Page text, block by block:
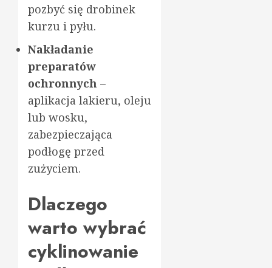
pozbyć się drobinek
kurzu i pyłu.
Nakładanie
preparatów
ochronnych –
aplikacja lakieru, oleju
lub wosku,
zabezpieczająca
podłogę przed
zużyciem.
Dlaczego
warto wybrać
cyklinowanie